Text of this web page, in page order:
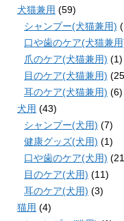
犬猫兼用 (59)
シャンプー(犬猫兼用)
口や歯のケア(犬猫兼
爪のケア(犬猫兼用) (1)
目のケア(犬猫兼用)
耳のケア(犬猫兼用) (6)
犬用 (43)
シャンプー(犬用) (7)
健康グッズ(犬用) (1)
口や歯のケア(犬用)
目のケア(犬用) (11)
耳のケア(犬用) (3)
猫用 (4)